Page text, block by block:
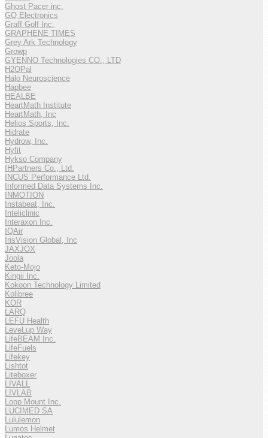
Ghost Pacer inc.
GQ Electronics
Graff Golf Inc.
GRAPHENE TIMES
Grey Ark Technology
Growp
GYENNO Technologies CO., LTD
H2OPal
Halo Neuroscience
Hapbee
HEALBE
HeartMath Institute
HeartMath, Inc
Helios Sports, Inc.
Hidrate
Hydrow, Inc.
Hyfit
Hykso Company
IHPartners Co., Ltd.
INCUS Performance Ltd.
Informed Data Systems Inc.
INMOTION
Instabeat, Inc.
Inteliclinic
Interaxon Inc.
IQAir
IrisVision Global, Inc
JAXJOX
Joola
Keto-Mojo
Kingii Inc.
Kokoon Technology Limited
Kolibree
KOR
LARQ
LEFU Health
LeveLup Way
LifeBEAM Inc.
LifeFuels
Lifekey
Lishtot
Liteboxer
LIVALL
LIVLAB
Loop Mount Inc.
LUCIMED SA
Lululemon
Lumos Helmet